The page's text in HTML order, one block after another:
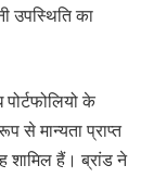
उपस्थिति का
के
से मान्यता प्राप्त
हैं। ब्रांड ने